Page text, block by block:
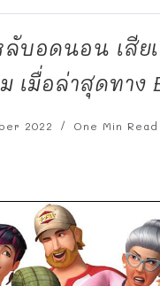
ลับอดนอน เสีย
เมื่อล่าสุดทาง
2022 One Min Read